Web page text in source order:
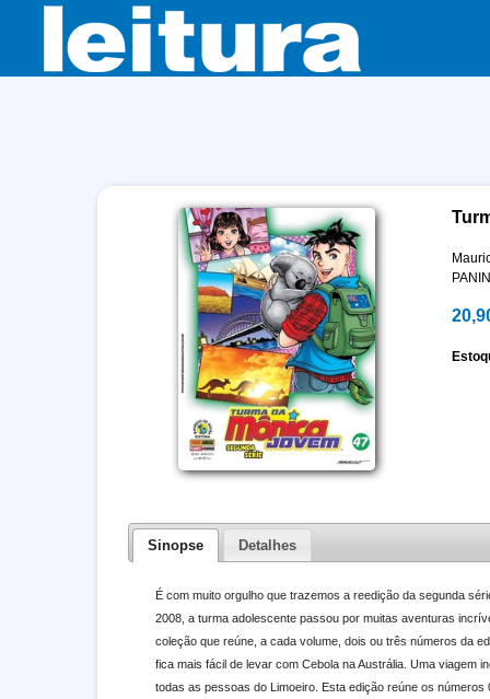
Sinopse Detalhes
É com muito orgulho que trazemos a reedição da segunda
2008, a turma adolescente passou por muitas aventuras
coleção que reúne, a cada volume, dois ou três números da
fica mais fácil de levar com Cebola na Austrália. Uma viagem
todas as pessoas do Limoeiro. Esta edição reúne os